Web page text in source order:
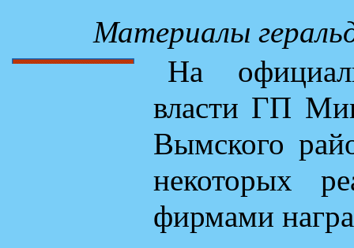
Материалы
На
власти ГП
Вымского
некоторых
фирмами